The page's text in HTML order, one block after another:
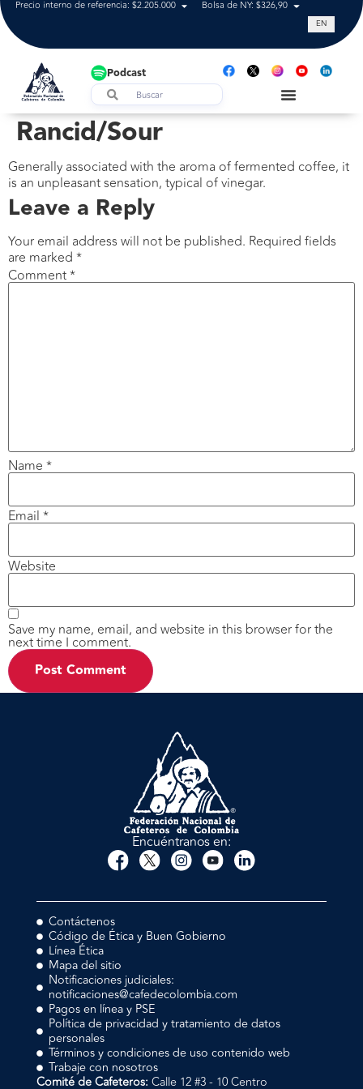
Precio interno de referencia: $2.205.000 Bolsa de NY: $326,90 Tasa de
EN
Podcast
Rancid/Sour
Generally associated with the aroma of fermented coffee, it
is an unpleasant sensation, typical of vinegar.
Leave a Reply
Your email address will not be published. Required fields
are marked *
Comment*
Name *
Email *
Website
Save my name, email, and website in this browser for the
next time I comment.
Encuéntranos en:
Contáctenos
Código de Ética y Buen Gobierno
Línea Ética
Mapa del sitio
Notificaciones judiciales:
notificaciones@cafedecolombia.com
Pagos en línea y PSE
Política de privacidad y tratamiento de datos
personales
Términos y condiciones de uso contenido web
Trabaje con nosotros
Comité de Cafeteros: Calle 12 #3 - 10 Centro